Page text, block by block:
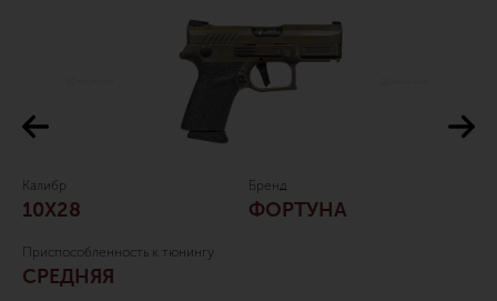
Калибр
10Х28
Бренд
ФОРТУНА
Приспособленность к тюнингу
СРЕДНЯЯ